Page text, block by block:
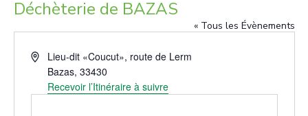
Déchèterie de BAZAS
« Tous les Évènements
AdresseLieu-dit «Coucut», route de Lerm
Bazas, 33430
Recevoir l’Itinéraire à suivre